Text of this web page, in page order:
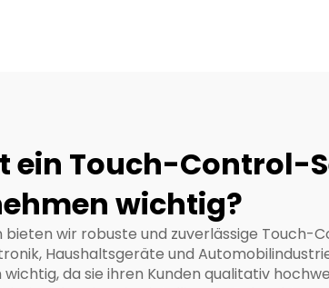
ein Touch-Control-
wichtig?
bieten wir robuste und zuverlässige
Haushaltsgeräte und
da sie ihren Kunden qualitativ